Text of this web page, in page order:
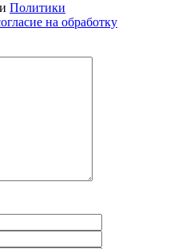
Политики
на обработку